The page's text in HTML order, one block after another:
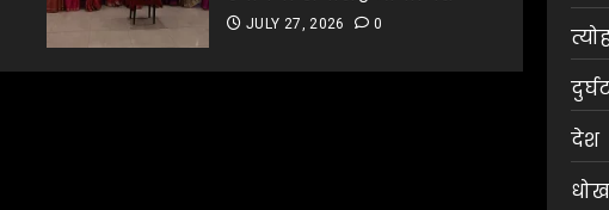
JULY 27, 2026 0
देश